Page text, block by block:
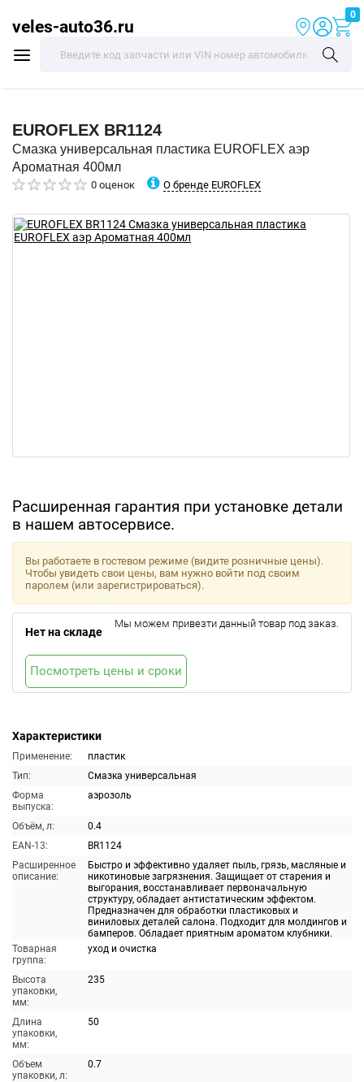
veles-auto36.ru
0
EUROFLEX BR1124
Смазка универсальная пластика EUROFLEX аэр
Ароматная 400мл
0 оценок О бренде EUROFLEX
Расширенная гарантия при установке детали
в нашем автосервисе.
Характеристики
Применение:
пластик
Тип:
Смазка универсальная
Форма
выпуска:
аэрозоль
Объём, л:
0.4
EAN-13:
BR1124
Расширенное
описание:
Быстро и эффективно удаляет пыль, грязь, масляные и
никотиновые загрязнения. Защищает от старения и
выгорания, восстанавливает первоначальную
структуру, обладает антистатическим эффектом.
Предназначен для обработки пластиковых и
виниловых деталей салона. Подходит для молдингов и
бамперов. Обладает приятным ароматом клубники.
Товарная
группа:
уход и очистка
Высота
упаковки,
мм:
235
Длина
упаковки,
мм:
50
Объем
упаковки, л:
0.7
Вы работаете в гостевом режиме (видите розничные цены).
Чтобы увидеть свои цены, вам нужно войти под своим
паролем (или зарегистрироваться).
Нет на складе
Мы можем привезти данный товар под заказ.
Посмотреть цены и сроки